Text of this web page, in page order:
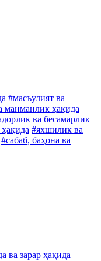
#масъулият ва
манманлик ҳақида
ва бесамарлик
#яхшилик ва
#сабаб, баҳона ва
ва зарар ҳақида